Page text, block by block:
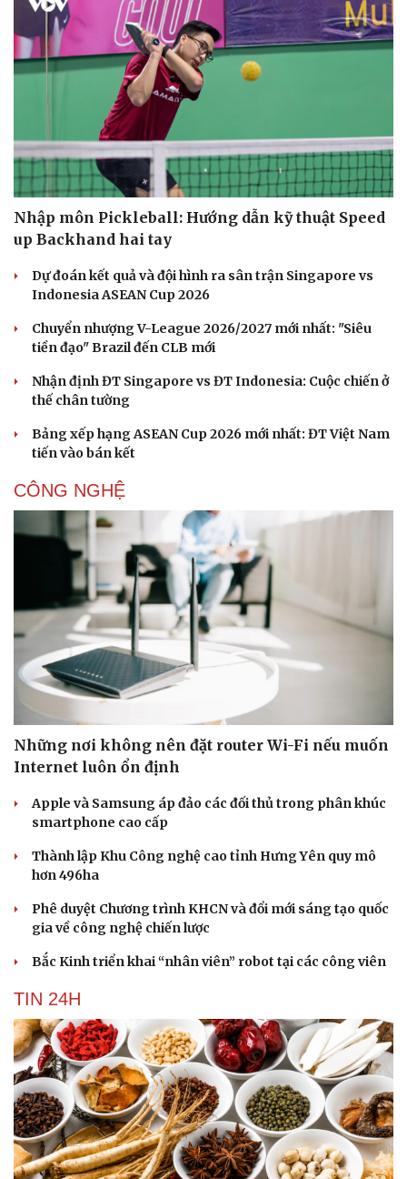
Nhập môn Pickleball: Hướng dẫn kỹ thuật Speed
up Backhand hai tay
Dự đoán kết quả và đội hình ra sân trận Singapore vs
Indonesia ASEAN Cup 2026
Chuyển nhượng V-League 2026/2027 mới nhất: "Siêu
tiền đạo" Brazil đến CLB mới
Nhận định ĐT Singapore vs ĐT Indonesia: Cuộc chiến ở
thế chân tường
Bảng xếp hạng ASEAN Cup 2026 mới nhất: ĐT Việt Nam
tiến vào bán kết
CÔNG NGHỆ
Những nơi không nên đặt router Wi-Fi nếu muốn
Internet luôn ổn định
Apple và Samsung áp đảo các đối thủ trong phân khúc
smartphone cao cấp
Thành lập Khu Công nghệ cao tỉnh Hưng Yên quy mô
hơn 496ha
Phê duyệt Chương trình KHCN và đổi mới sáng tạo quốc
gia về công nghệ chiến lược
Bắc Kinh triển khai “nhân viên” robot tại các công viên
TIN 24H